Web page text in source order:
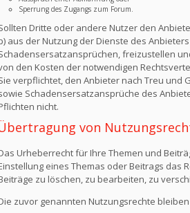
Sperrung des Zugangs zum Forum.
Dritte oder andere Nutzer den
aus der Nutzung der Dienste des
freizustellen
den Kosten der notwendigen
verpflichtet, den Anbieter nach Treu und
Schadensersatzansprüche des
nicht.
von
Urheberrecht für Ihre Themen und
eines Themas oder Beitrags das
zu löschen, zu bearbeiten, zu
zuvor genannten Nutzungsrechte